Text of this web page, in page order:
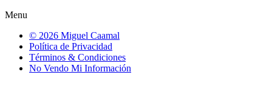
Menu
© 2026 Miguel Caamal
Política de Privacidad
Términos & Condiciones
No Vendo Mi Información